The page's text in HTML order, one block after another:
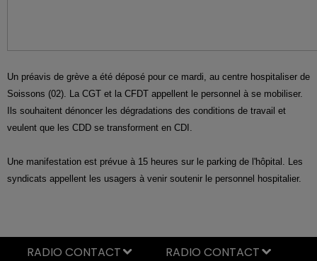
Un préavis de grève a été déposé pour ce mardi, au centre hospitaliser de
Soissons (02). La CGT et la CFDT appellent le personnel à se mobiliser.
Ils souhaitent dénoncer les dégradations des conditions de travail et
veulent que les CDD se transforment en CDI.
Une manifestation est prévue à 15 heures sur le parking de l'hôpital. Les
syndicats appellent les usagers à venir soutenir le personnel hospitalier.
RADIO CONTACT